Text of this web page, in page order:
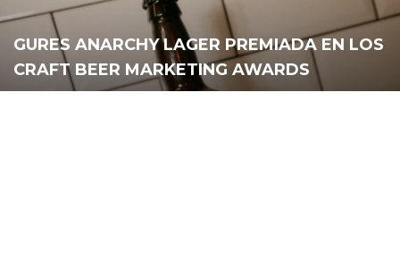
GURES ANARCHY LAGER PREMIADA EN LOS
CRAFT BEER MARKETING AWARDS